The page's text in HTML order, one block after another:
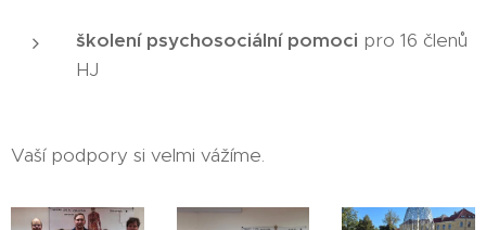
školení psychosociální pomoci pro 16 členů
HJ
Vaší podpory si velmi vážíme.